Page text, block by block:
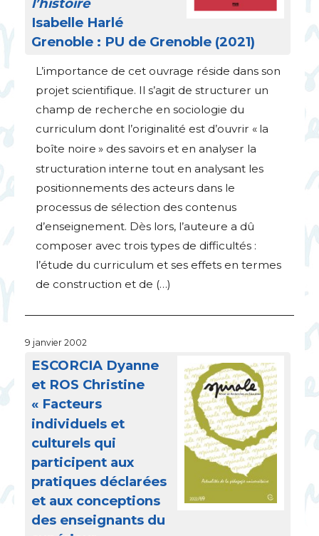
l’histoire
Isabelle Harlé
Grenoble : PU de Grenoble (2021)
L’importance de cet ouvrage réside dans son
projet scientifique. Il s’agit de structurer un
champ de recherche en sociologie du
curriculum dont l’originalité est d’ouvrir « la
boîte noire » des savoirs et en analyser la
structuration interne tout en analysant les
positionnements des acteurs dans le
processus de sélection des contenus
d’enseignement. Dès lors, l’auteure a dû
composer avec trois types de difficultés :
l’étude du curriculum et ses effets en termes
de construction et de (…)
9 janvier 2002
ESCORCIA Dyanne
et ROS Christine
« Facteurs
individuels et
culturels qui
participent aux
pratiques déclarées
et aux conceptions
des enseignants du